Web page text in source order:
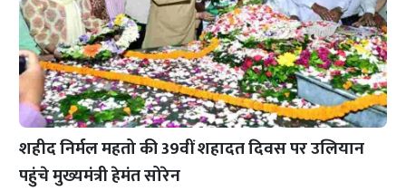
शहीद निर्मल महतो की 39वीं शहादत दिवस पर उलियान
पहुंचे मुख्यमंत्री हेमंत सोरेन